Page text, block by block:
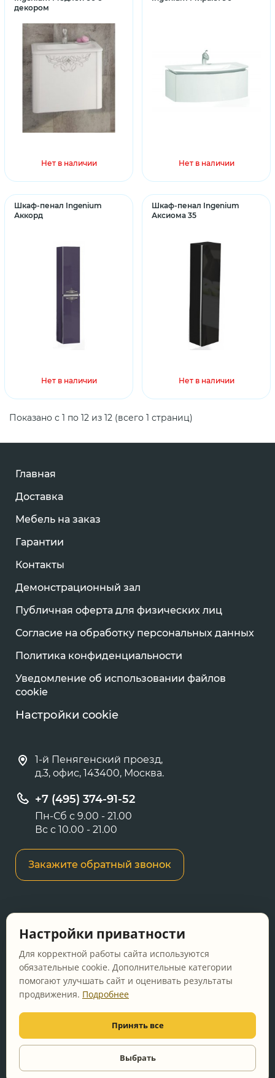
декором
Нет в наличии Нет в наличии
Шкаф-пенал Ingenium
Аккорд
Нет в наличии
Шкаф-пенал Ingenium
Аксиома 35
Нет в наличии
Показано с 1 по 12 из 12 (всего 1 страниц)
Главная
Доставка
Мебель на заказ
Гарантии
Контакты
Демонстрационный зал
Публичная оферта для физических лиц
Согласие на обработку персональных данных
Политика конфиденциальности
Уведомление об использовании файлов
cookie
Настройки cookie
1-й Пенягенский проезд,
д.3, офис, 143400, Москва.
+7 (495) 374-91-52
Пн-Сб с 9.00 - 21.00
Вс с 10.00 - 21.00
Закажите обратный звонок
сайте носит информационный характер и не
является публичной офертой, определяемой
положениями Статьи 437 ГК РФ.
Перед оформлением заказа уточняйте
актуальную цену у менеджера по телефону.
© 2011-2026 Vanna-ya.ru - мебель для ванной
Все права защищены
Настройки приватности
Для корректной работы сайта используются
обязательные cookie. Дополнительные категории
помогают улучшать сайт и оценивать результаты
продвижения. Подробнее
Принять все
Выбрать